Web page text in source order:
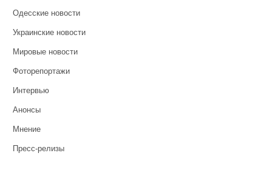
Одесские новости
Украинские новости
Мировые новости
Фоторепортажи
Интервью
Анонсы
Мнение
Пресс-релизы